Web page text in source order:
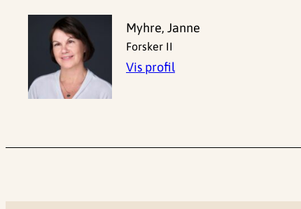
Myhre, Janne
Forsker II
Vis profil